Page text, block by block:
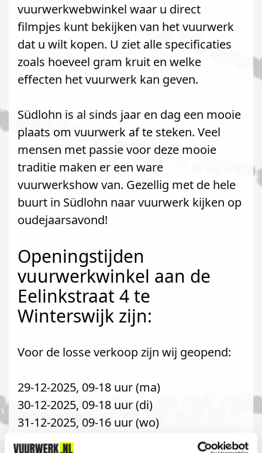
vuurwerkwebwinkel waar u direct
filmpjes kunt bekijken van het vuurwerk
dat u wilt kopen. U ziet alle specificaties
zoals hoeveel gram kruit en welke
effecten het vuurwerk kan geven.
Südlohn is al sinds jaar en dag een mooie
plaats om vuurwerk af te steken. Veel
mensen met passie voor deze mooie
traditie maken er een ware
vuurwerkshow van. Gezellig met de hele
buurt in Südlohn naar vuurwerk kijken op
oudejaarsavond!
Openingstijden
vuurwerkwinkel aan de
Eelinkstraat 4 te
Winterswijk zijn:
Voor de losse verkoop zijn wij geopend:
29-12-2025, 09-18 uur (ma)
30-12-2025, 09-18 uur (di)
31-12-2025, 09-16 uur (wo)